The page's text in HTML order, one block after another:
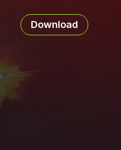
Download